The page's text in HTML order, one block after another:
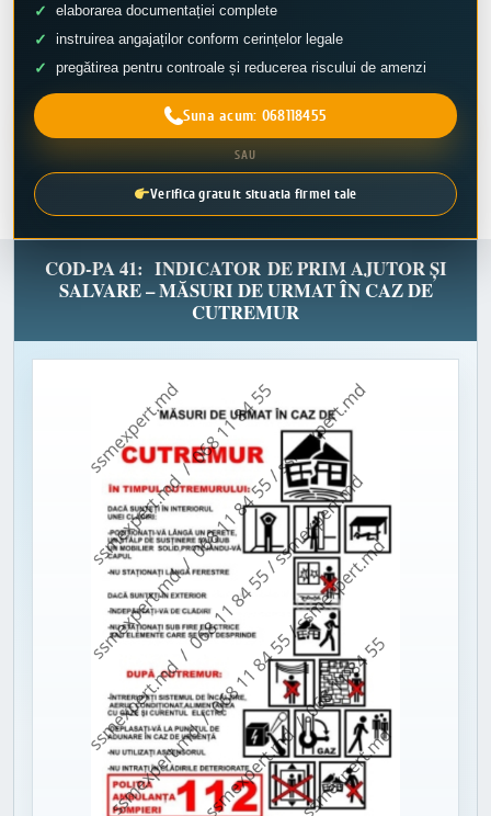
elaborarea documentației complete
instruirea angajaților conform cerințelor legale
pregătirea pentru controale și reducerea riscului de amenzi
Suna acum: 068118455
SAU
Verifica gratuit situatia firmei tale
COD-PA 41: INDICATOR DE PRIM AJUTOR ȘI
SALVARE – MĂSURI DE URMAT ÎN CAZ DE
CUTREMUR